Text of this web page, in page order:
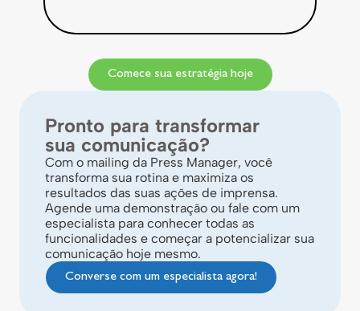
Comece sua estratégia hoje
Pronto para transformar
sua comunicação?
Com o mailing da Press Manager, você
transforma sua rotina e maximiza os
resultados das suas ações de imprensa.
Agende uma demonstração ou fale com um
especialista para conhecer todas as
funcionalidades e começar a potencializar sua
comunicação hoje mesmo.
Converse com um especialista agora!